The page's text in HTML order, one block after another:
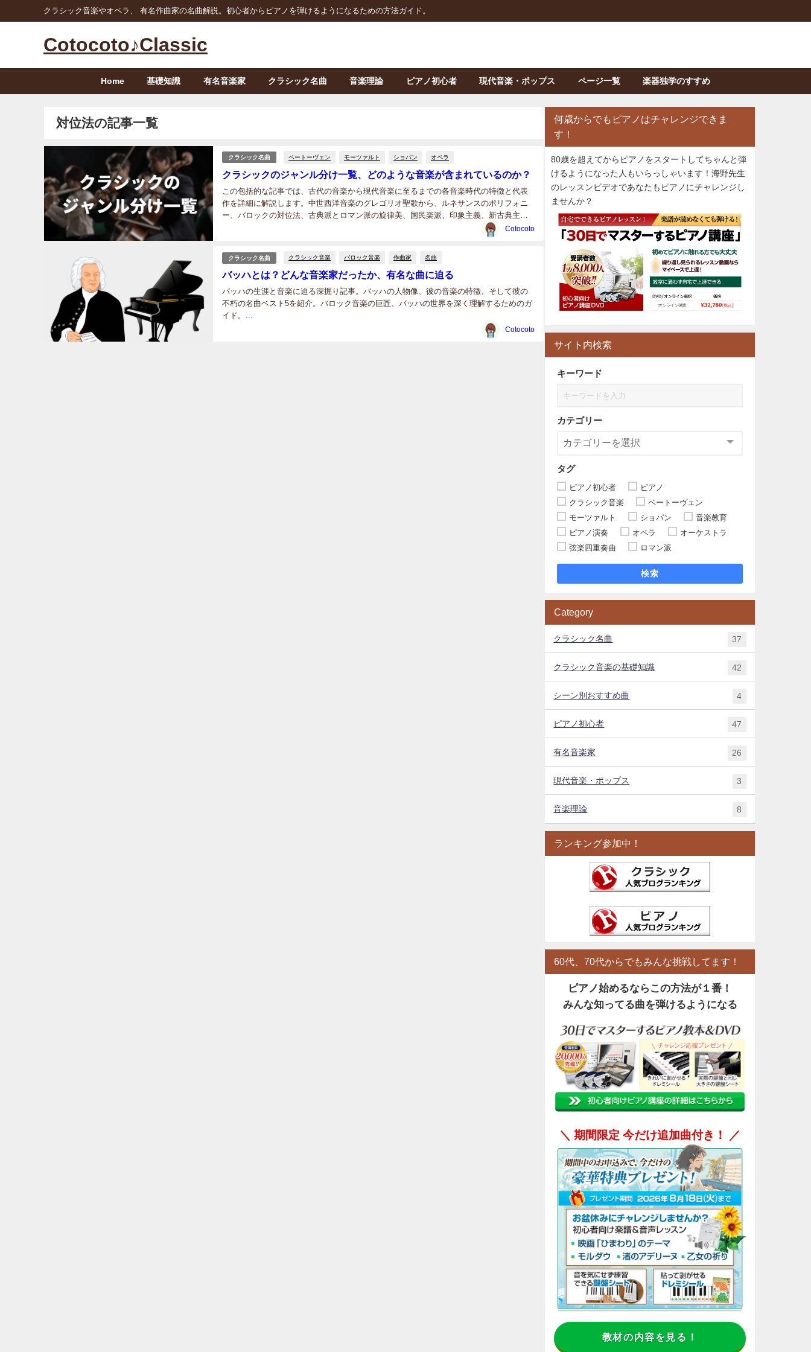
クラシック音楽やオペラ、 有名作曲家の名曲解説。初心者からピアノを弾けるようになるための方法ガイド。
Cotocoto♪Classic
Home 基礎知識 有名音楽家 クラシック名曲 音楽理論 ピアノ初心者 現代音楽・ポップス ページ一覧 楽器独学のすすめ
対位法の記事一覧
クラシック名曲 ベートーヴェン モーツァルト ショパン オペラ
クラシックのジャンル分け一覧、どのような音楽が含まれているのか？
この包括的な記事では、古代の音楽から現代音楽に至るまでの各音楽時代の特徴と代表
作を詳細に解説します。中世西洋音楽のグレゴリオ聖歌から、ルネサンスのポリフォニ
ー、バロックの対位法、古典派とロマン派の旋律美、国民楽派、印象主義、新古典主
義、そして現代音楽の革新的なアプローチまで、音楽の歴史を豊かな内容で紐解きまCotocoto
クラシック名曲 クラシック音楽 バロック音楽 作曲家 名曲
バッハとは？どんな音楽家だったか、有名な曲に迫る
バッハの生涯と音楽に迫る深掘り記事。バッハの人物像、彼の音楽の特徴、そして彼の
不朽の名曲ベスト5を紹介。バロック音楽の巨匠、バッハの世界を深く理解するためのガ
イド。...
Cotocoto
何歳からでもピアノはチャレンジできま
す！
80歳を超えてからピアノをスタートしてちゃんと弾
けるようになった人もいらっしゃいます！海野先生
のレッスンビデオであなたもピアノにチャレンジし
ませんか？
サイト内検索
キーワード
カテゴリー
タグ
ピアノ初心者
ピアノ
クラシック音楽
ベートーヴェン
モーツァルト
ショパン
音楽教育
ピアノ演奏
オペラ
オーケストラ
弦楽四重奏曲
ロマン派
検索
Category
クラシック名曲 37
クラシック音楽の基礎知識 42
シーン別おすすめ曲 4
ピアノ初心者 47
有名音楽家 26
現代音楽・ポップス 3
音楽理論 8
ランキング参加中！
60代、70代からでもみんな挑戦してます！
ピアノ始めるならこの方法が１番！
みんな知ってる曲を弾けるようになる
＼ 期間限定 今だけ追加曲付き！ ／
教材の内容を見る！